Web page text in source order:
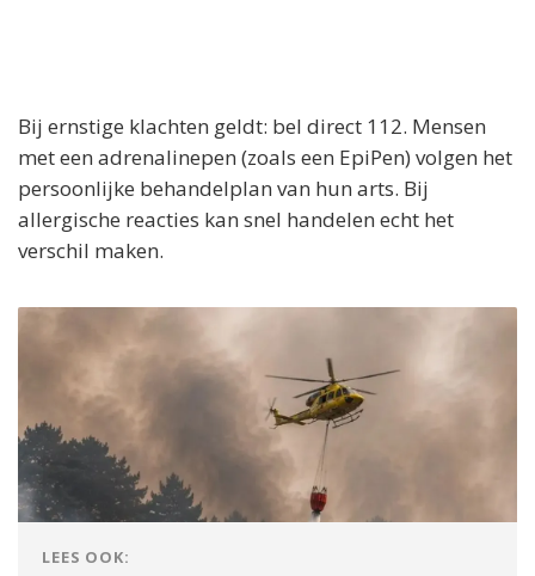
Bij ernstige klachten geldt: bel direct 112. Mensen
met een adrenalinepen (zoals een EpiPen) volgen het
persoonlijke behandelplan van hun arts. Bij
allergische reacties kan snel handelen echt het
verschil maken.
LEES OOK: